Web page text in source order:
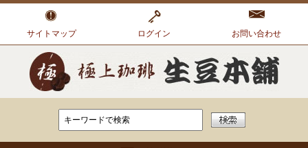
サイトマップ ログイン お問い合わせ